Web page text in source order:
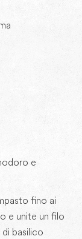
e
fino ai
e unite un filo
basilico